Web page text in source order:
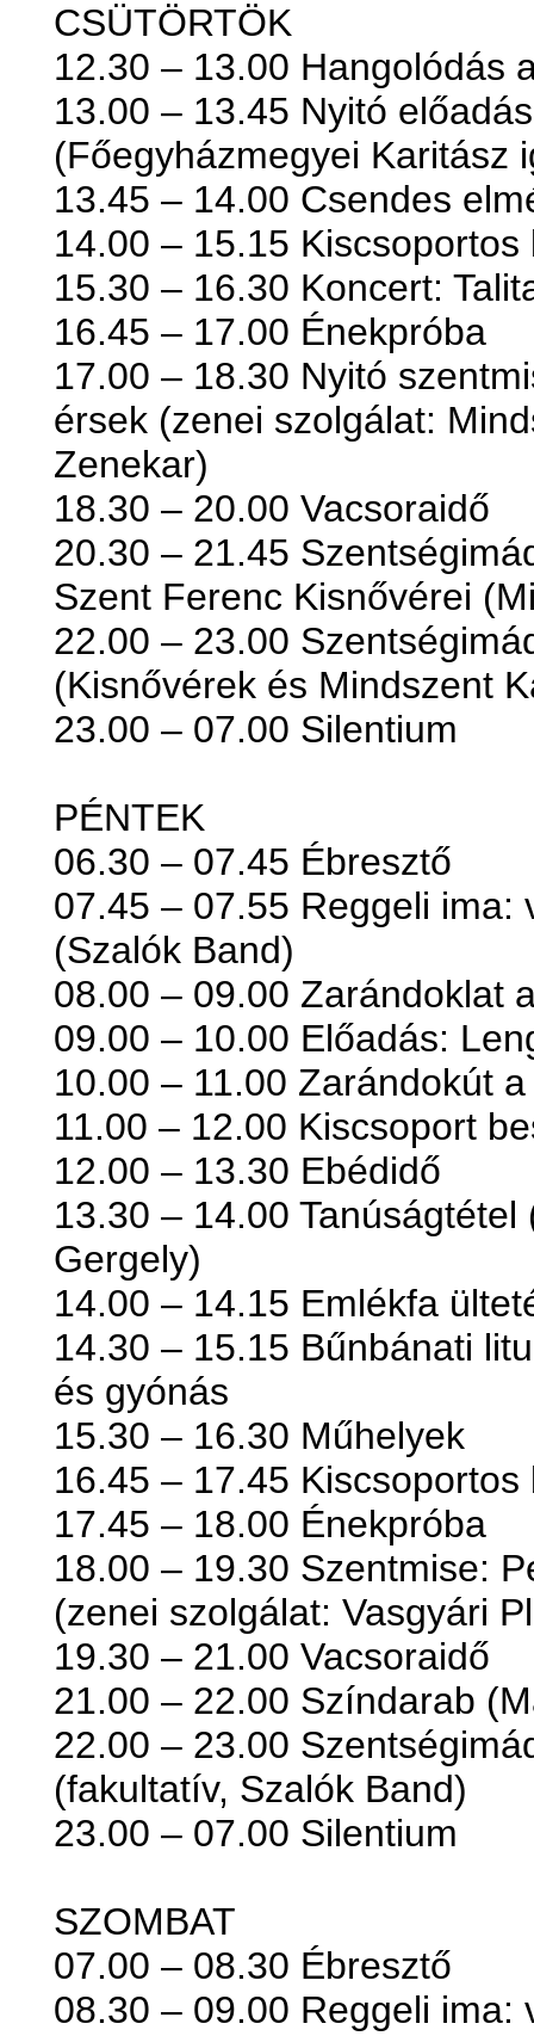
CSÜTÖRTÖK
12.30 – 13.00 Hangolódás
13.00 – 13.45 Nyitó
(Főegyházmegyei Karitász
13.45 – 14.00 Csendes
14.00 – 15.15 Kiscsoportos
15.30 – 16.30 Koncert:
16.45 – 17.00 Énekpróba
17.00 – 18.30 Nyitó
érsek (zenei szolgálat:
Zenekar)
18.30 – 20.00 Vacsoraidő
20.30 – 21.45
Szent Ferenc Kisnővérei
22.00 – 23.00
(Kisnővérek és Mindszent
23.00 – 07.00 Silentium
PÉNTEK
06.30 – 07.45 Ébresztő
07.45 – 07.55 Reggeli ima:
(Szalók Band)
08.00 – 09.00 Zarándoklat
09.00 – 10.00 Előadás:
10.00 – 11.00 Zarándokút
11.00 – 12.00 Kiscsoport
12.00 – 13.30 Ebédidő
13.30 – 14.00
Gergely)
14.00 – 14.15 Emlékfa
14.30 – 15.15 Bűnbánati
és gyónás
15.30 – 16.30 Műhelyek
16.45 – 17.45 Kiscsoportos
17.45 – 18.00 Énekpróba
18.00 – 19.30 Szentmise:
(zenei szolgálat: Vasgyári
19.30 – 21.00 Vacsoraidő
21.00 – 22.00 Színdarab
22.00 – 23.00
(fakultatív, Szalók Band)
23.00 – 07.00 Silentium
SZOMBAT
07.00 – 08.30 Ébresztő
08.30 – 09.00 Reggeli ima: